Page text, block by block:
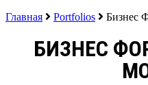
Главная
Portfolios Бизнес
БИЗНЕС